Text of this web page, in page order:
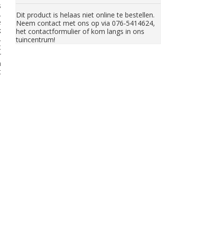
Dit product is helaas niet online te bestellen.
Neem contact met ons op via 076-5414624,
het contactformulier of kom langs in ons
tuincentrum!